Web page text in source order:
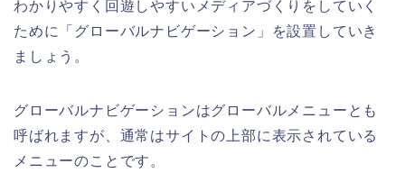
わかりやすく回遊しやすいメディアづくりをしていく
ために「グローバルナビゲーション」を設置していき
ましょう。
グローバルナビゲーションはグローバルメニューとも
呼ばれますが、通常はサイトの上部に表示されている
メニューのことです。